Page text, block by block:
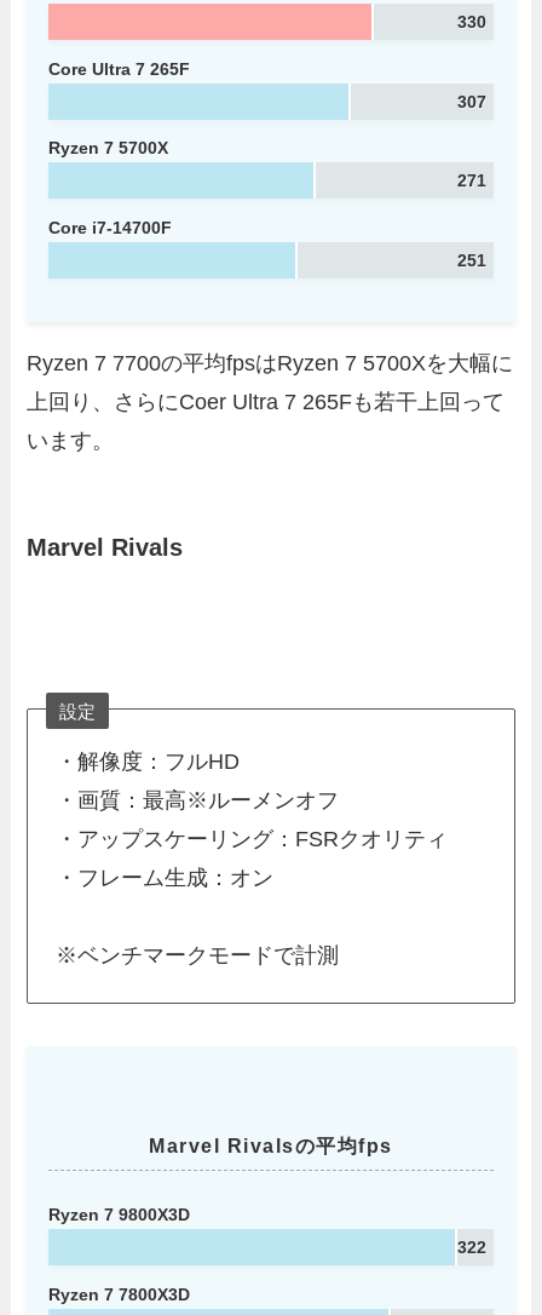
330
Core Ultra 7 265F
307
Ryzen 7 5700X
271
Core i7-14700F
251
Ryzen 7 7700の平均fpsはRyzen 7 5700Xを大幅に
上回り、さらにCoer Ultra 7 265Fも若干上回って
います。
Marvel Rivals
設定
・解像度：フルHD
・画質：最高※ルーメンオフ
・アップスケーリング：FSRクオリティ
・フレーム生成：オン
※ベンチマークモードで計測
Marvel Rivalsの平均fps
Ryzen 7 9800X3D
322
Ryzen 7 7800X3D